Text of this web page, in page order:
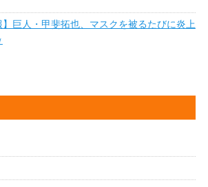
】巨人・甲斐拓也、マスクを被るたびに炎上